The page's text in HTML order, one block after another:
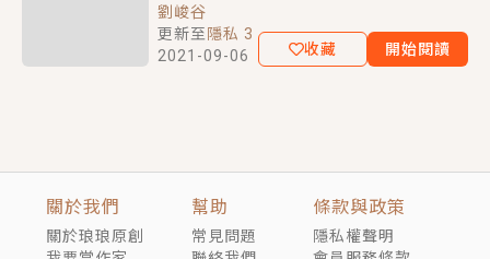
劉峻谷
更新至 隱私 3
2021-09-06
收藏 開始閱讀
關於我們
關於琅琅原創
幫助
常見問題
條款與政策
隱私權聲明